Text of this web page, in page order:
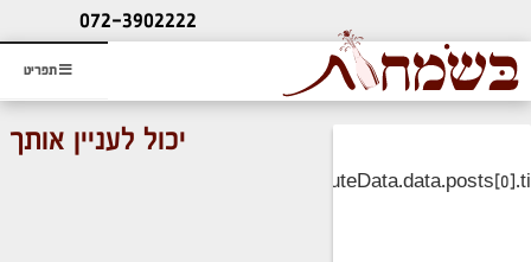
תפריט
ליעוץ חינם
והזמנת כרטיס שמחות
072-3902222
יכול לעניין אותך